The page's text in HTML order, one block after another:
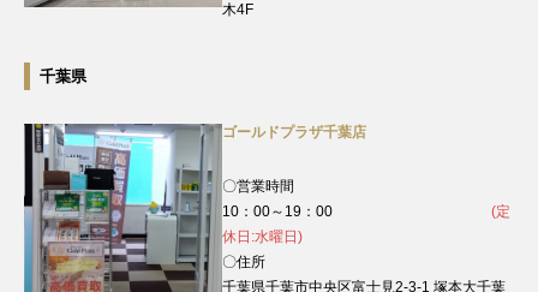
木4F
千葉県
ゴールドプラザ千葉店
〇営業時間
10：00～19：00 (定
休日:水曜日)
〇住所
千葉県千葉市中央区富士見2-3-1 塚本大千葉